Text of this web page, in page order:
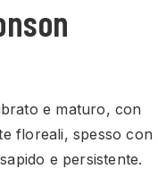
e maturo, con
floreali, spesso con
e persistente.